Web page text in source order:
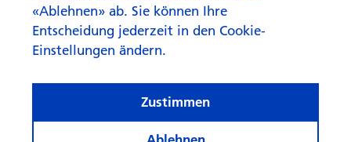
«Ablehnen» ab. Sie können Ihre
Entscheidung jederzeit in den Cookie-
Einstellungen ändern.
Zustimmen